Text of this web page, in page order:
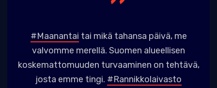
#Maanantai tai mikä tahansa päivä, me
valvomme merellä. Suomen alueellisen
koskemattomuuden turvaaminen on tehtävä,
josta emme tingi. #Rannikkolaivasto